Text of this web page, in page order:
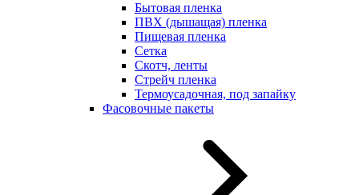
Бытовая пленка
ПВХ (дышащая) пленка
Пищевая пленка
Сетка
Скотч, ленты
Стрейч пленка
Термоусадочная, под запайку
Фасовочные пакеты